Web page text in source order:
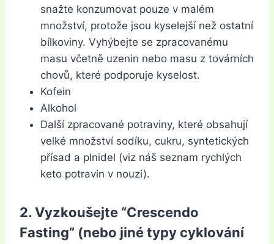
snažte konzumovat pouze v malém
množství, protože jsou kyselejší než ostatní
bílkoviny. Vyhýbejte se zpracovanému
masu včetně uzenin nebo masu z továrních
chovů, které podporuje kyselost.
Kofein
Alkohol
Další zpracované potraviny, které obsahují
velké množství sodíku, cukru, syntetických
přísad a plnidel (viz náš seznam rychlých
keto potravin v nouzi).
2. Vyzkoušejte “Crescendo
Fasting” (nebo jiné typy cyklování